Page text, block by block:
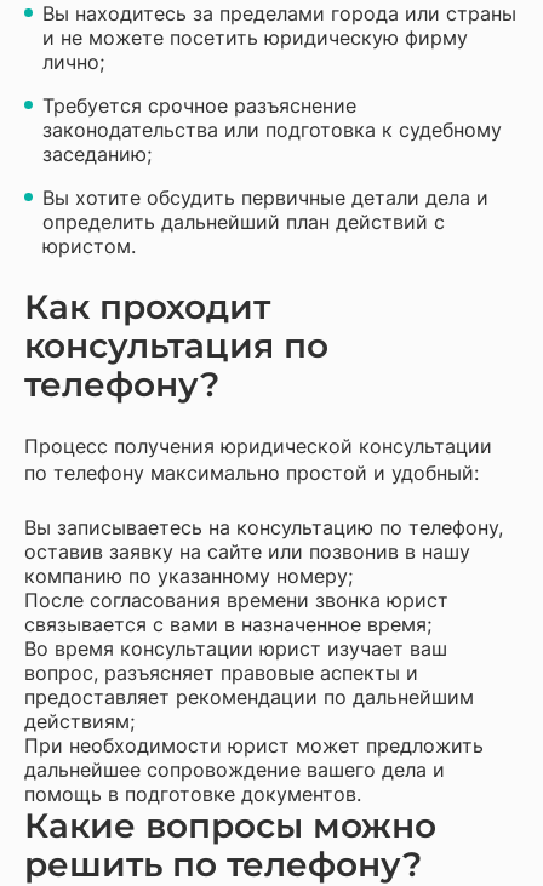
Вы находитесь за пределами города или страны
и не можете посетить юридическую фирму
лично;
Требуется срочное разъяснение
законодательства или подготовка к судебному
заседанию;
Вы хотите обсудить первичные детали дела и
определить дальнейший план действий с
юристом.
Как проходит
консультация по
телефону?
Процесс получения юридической консультации
по телефону максимально простой и удобный:
Вы записываетесь на консультацию по телефону,
оставив заявку на сайте или позвонив в нашу
компанию по указанному номеру;
После согласования времени звонка юрист
связывается с вами в назначенное время;
Во время консультации юрист изучает ваш
вопрос, разъясняет правовые аспекты и
предоставляет рекомендации по дальнейшим
действиям;
При необходимости юрист может предложить
дальнейшее сопровождение вашего дела и
помощь в подготовке документов.
Какие вопросы можно
решить по телефону?